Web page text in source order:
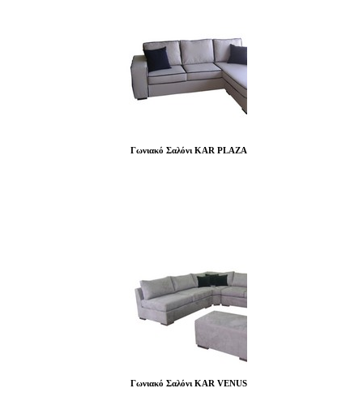
Γωνιακό Σαλόνι KAR PLAZA
Γωνιακό Σαλόνι KAR VENUS